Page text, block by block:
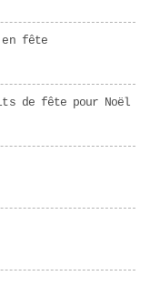
fête
de fête pour Noël